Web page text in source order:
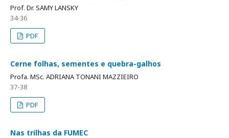
Prof. Dr. SAMY LANSKY
34-36
PDF
Cerne folhas, sementes e quebra-galhos
Profa. MSc. ADRIANA TONANI MAZZIEIRO
37-38
PDF
Nas trilhas da FUMEC